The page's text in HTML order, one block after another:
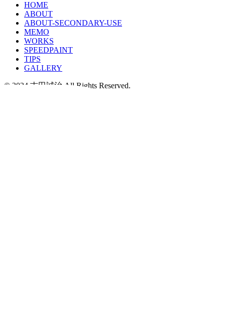
HOME
ABOUT
ABOUT-SECONDARY-USE
MEMO
WORKS
SPEEDPAINT
TIPS
GALLERY
© 2024 吉田誠治 All Rights Reserved.